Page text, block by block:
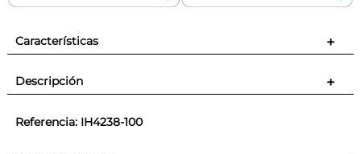
Características +
Descripción +
Referencia: IH4238-100